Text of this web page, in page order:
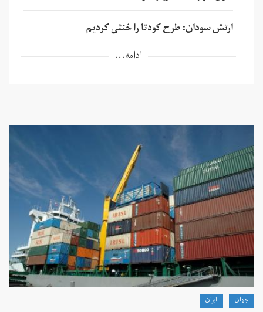
ارتش سودان: طرح کودتا را خنثی کردیم
ادامه...
جهان ايران